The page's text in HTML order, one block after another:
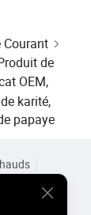
de
et
votre
Courant
de
OEM,
karité,
papaye